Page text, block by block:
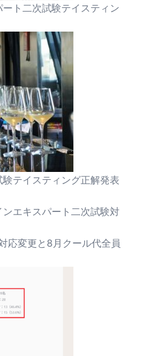
ト二次試験テイスティン
テイスティング正解発表
エキスパート二次試験対
応変更と8月クール代全員